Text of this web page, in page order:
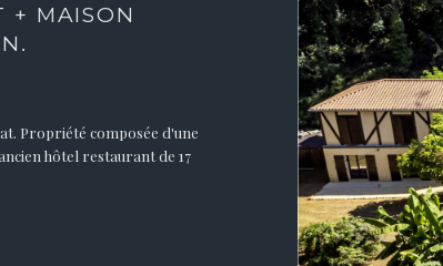
+ MAISON
Propriété composée d'une
hôtel restaurant de 17